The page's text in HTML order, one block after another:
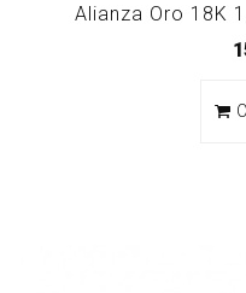
Alianza Oro 18K